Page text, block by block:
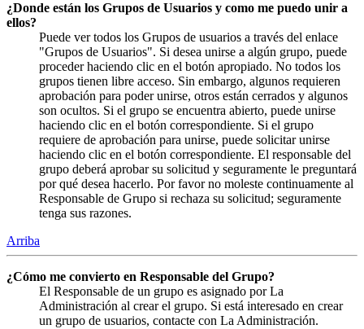
¿Donde están los Grupos de Usuarios y como me puedo unir a
ellos?
Puede ver todos los Grupos de usuarios a través del enlace
"Grupos de Usuarios". Si desea unirse a algún grupo, puede
proceder haciendo clic en el botón apropiado. No todos los
grupos tienen libre acceso. Sin embargo, algunos requieren
aprobación para poder unirse, otros están cerrados y algunos
son ocultos. Si el grupo se encuentra abierto, puede unirse
haciendo clic en el botón correspondiente. Si el grupo
requiere de aprobación para unirse, puede solicitar unirse
haciendo clic en el botón correspondiente. El responsable del
grupo deberá aprobar su solicitud y seguramente le preguntará
por qué desea hacerlo. Por favor no moleste continuamente al
Responsable de Grupo si rechaza su solicitud; seguramente
tenga sus razones.
Arriba
¿Cómo me convierto en Responsable del Grupo?
El Responsable de un grupo es asignado por La
Administración al crear el grupo. Si está interesado en crear
un grupo de usuarios, contacte con La Administración.